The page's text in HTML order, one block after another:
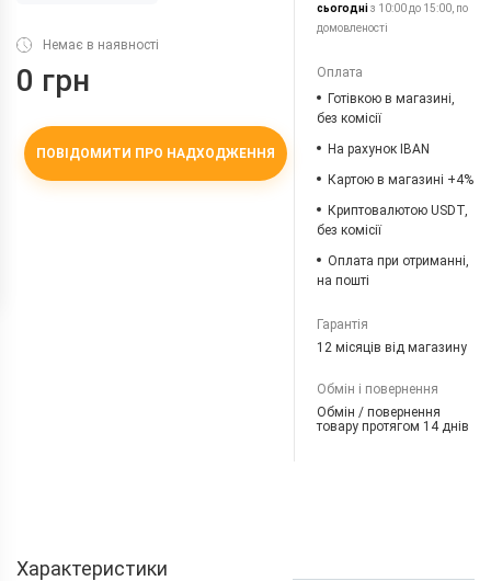
Немає в наявності
0 грн
ПОВІДОМИТИ ПРО НАДХОДЖЕННЯ
сьогодніз 10:00 до 15:00, по
домовленості
Оплата
Готівкою в магазині,
без комісії
На рахунок IBAN
Картою в магазині +4%
Криптовалютою USDT,
без комісії
Оплата при отриманні,
на пошті
Гарантія
12 місяців від магазину
Обмін і повернення
Обмін / повернення
товару протягом 14 днів
Характеристики